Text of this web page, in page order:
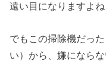
遠い目になりますよね
でもこの掃除機だっ
い）から、嫌にならな